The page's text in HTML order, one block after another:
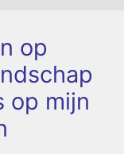
op
op mijn